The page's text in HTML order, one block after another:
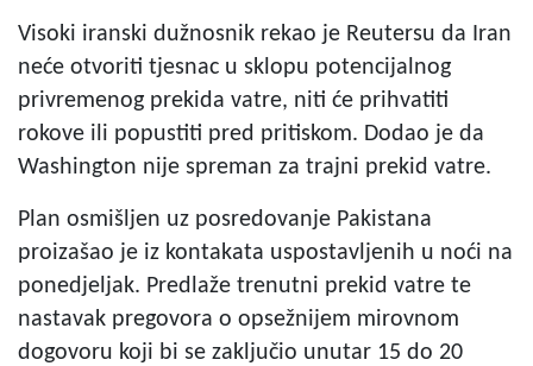
Visoki iranski dužnosnik rekao je Reutersu da Iran
neće otvoriti tjesnac u sklopu potencijalnog
privremenog prekida vatre, niti će prihvatiti
rokove ili popustiti pred pritiskom. Dodao je da
Washington nije spreman za trajni prekid vatre.
Plan osmišljen uz posredovanje Pakistana
proizašao je iz kontakata uspostavljenih u noći na
ponedjeljak. Predlaže trenutni prekid vatre te
nastavak pregovora o opsežnijem mirovnom
dogovoru koji bi se zaključio unutar 15 do 20